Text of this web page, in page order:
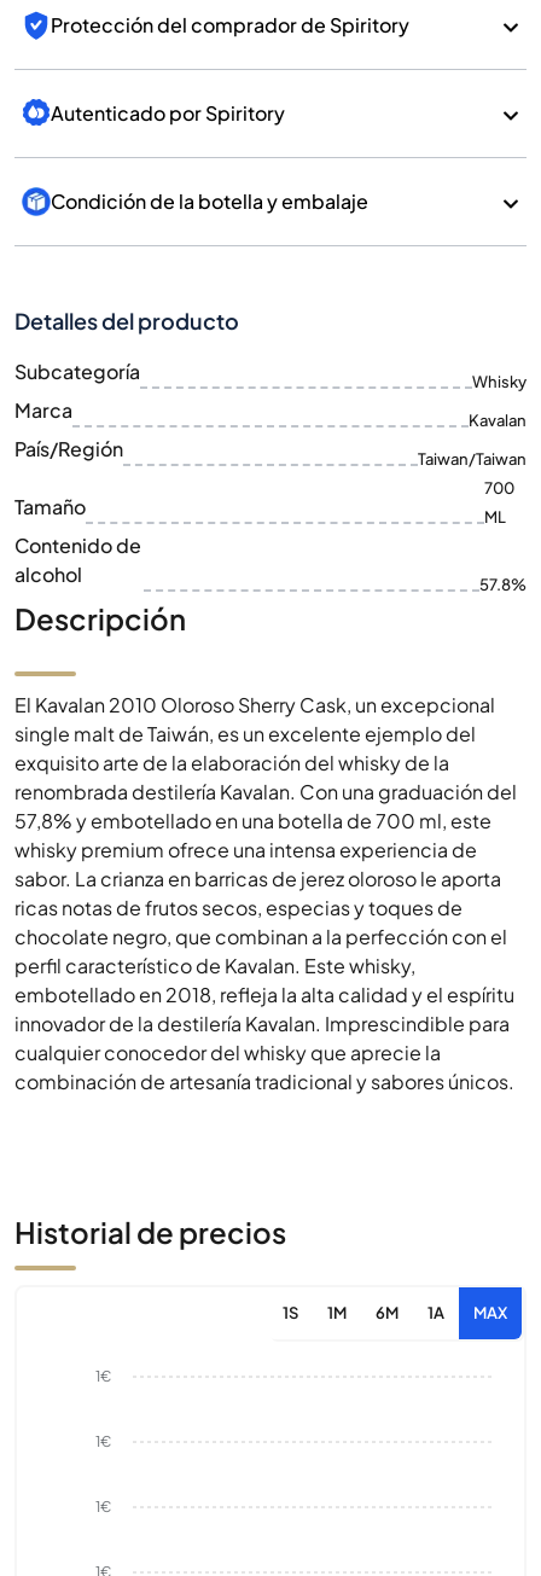
Protección del comprador de Spiritory
Autenticado por Spiritory
Condición de la botella y embalaje
Detalles del producto
Subcategoría Whisky
Marca Kavalan
País/Región Taiwan/Taiwan
Tamaño
700
ML
Contenido de
alcohol
57.8%
Descripción
El Kavalan 2010 Oloroso Sherry Cask, un excepcional
single malt de Taiwán, es un excelente ejemplo del
exquisito arte de la elaboración del whisky de la
renombrada destilería Kavalan. Con una graduación del
57,8% y embotellado en una botella de 700 ml, este
whisky premium ofrece una intensa experiencia de
sabor. La crianza en barricas de jerez oloroso le aporta
ricas notas de frutos secos, especias y toques de
chocolate negro, que combinan a la perfección con el
perfil característico de Kavalan. Este whisky,
embotellado en 2018, refleja la alta calidad y el espíritu
innovador de la destilería Kavalan. Imprescindible para
cualquier conocedor del whisky que aprecie la
combinación de artesanía tradicional y sabores únicos.
Historial de precios
1S 1M 6M 1A MAX
1€
1€
1€
1€